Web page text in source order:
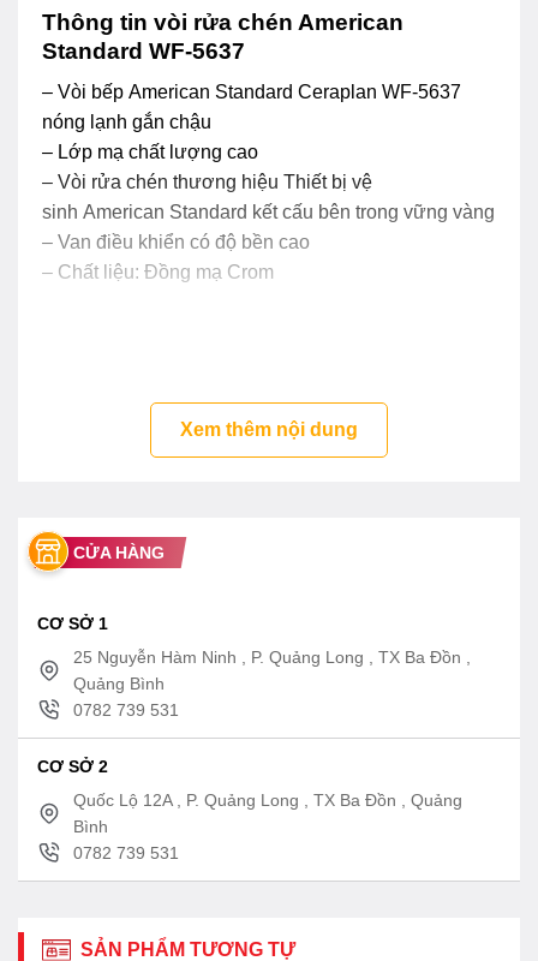
Thông tin vòi rửa chén American
Standard WF-5637
– Vòi bếp American Standard Ceraplan WF-5637
nóng lạnh gắn chậu
– Lớp mạ chất lượng cao
– Vòi rửa chén thương hiệu Thiết bị vệ
sinh American Standard kết cấu bên trong vững vàng
– Van điều khiển có độ bền cao
– Chất liệu: Đồng mạ Crom
Xem thêm nội dung
CỬA HÀNG
CƠ SỞ 1
25 Nguyễn Hàm Ninh , P. Quảng Long , TX Ba Đồn ,
Quảng Bình
0782 739 531
CƠ SỞ 2
Quốc Lộ 12A , P. Quảng Long , TX Ba Đồn , Quảng
Bình
0782 739 531
SẢN PHẨM TƯƠNG TỰ